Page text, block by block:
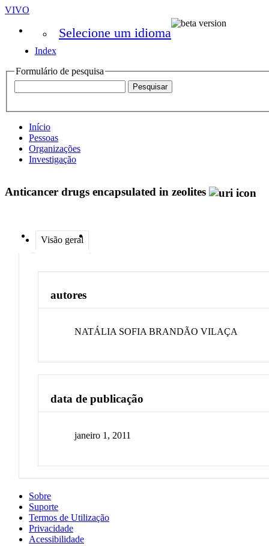
VIVO
Selecione um idioma
Index
Formulário de pesquisa
Início
Pessoas
Organizações
Investigação
Anticancer drugs encapsulated in zeolites
Visão geral
autores
NATÁLIA SOFIA BRANDÃO VILAÇA
data de publicação
janeiro 1, 2011
Sobre
Suporte
Termos de Utilização
Privacidade
Acessibilidade